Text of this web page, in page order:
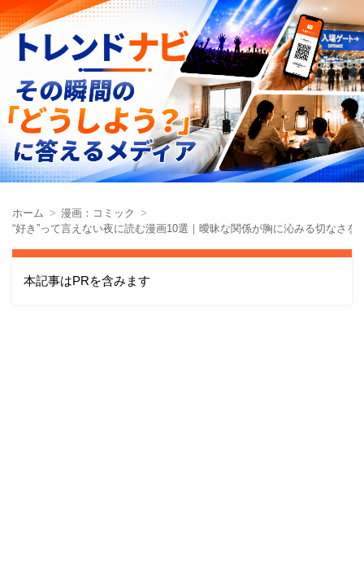
ホーム
漫画：コミック
“好き”って言えない夜に読む漫画10選｜曖昧な関係が胸に沁みる切なさを
本記事はPRを含みます